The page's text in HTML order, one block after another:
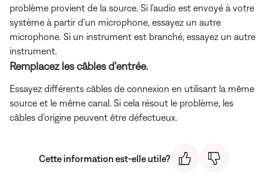
problème provient de la source. Si l'audio est envoyé à votre
système à partir d'un microphone, essayez un autre
microphone. Si un instrument est branché, essayez un autre
instrument.
Remplacez les câbles d’entrée.
Essayez différents câbles de connexion en utilisant la même
source et le même canal. Si cela résout le problème, les
câbles d'origine peuvent être défectueux.
Cette information est-elle utile?